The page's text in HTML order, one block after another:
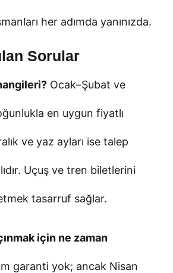
her adımda yanınızda.
Sorular
Ocak–Şubat ve
en uygun fiyatlı
ve yaz ayları ise talep
Uçuş ve tren biletlerini
tasarruf sağlar.
için ne zaman
garanti yok; ancak Nisan